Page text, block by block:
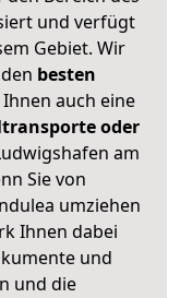
und verfügt
Gebiet. Wir
besten
auch eine
oder
am
Sie von
umziehen
Ihnen dabei
und
und die